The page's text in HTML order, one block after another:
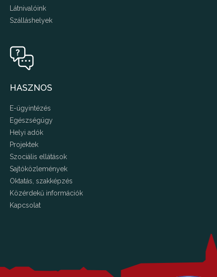
Látnivalóink
Szálláshelyek
HASZNOS
E-ügyintézés
Egészségügy
Helyi adók
Projektek
Szociális ellátások
Sajtóközlemények
Oktatás, szakképzés
Közérdekű információk
Kapcsolat